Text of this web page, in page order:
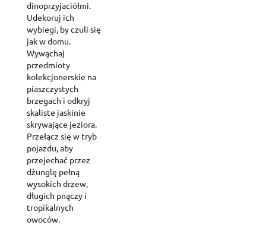
dinoprzyjaciółmi.
Udekoruj ich
wybiegi, by czuli się
jak w domu.
Wywąchaj
przedmioty
kolekcjonerskie na
piaszczystych
brzegach i odkryj
skaliste jaskinie
skrywające jeziora.
Przełącz się w tryb
pojazdu, aby
przejechać przez
dżunglę pełną
wysokich drzew,
długich pnączy i
tropikalnych
owoców.